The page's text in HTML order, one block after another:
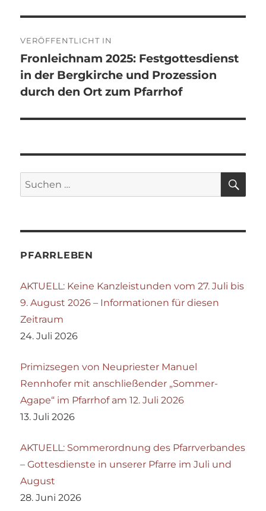
VERÖFFENTLICHT IN
Fronleichnam 2025: Festgottesdienst
in der Bergkirche und Prozession
durch den Ort zum Pfarrhof
Suchen
nach:
PFARRLEBEN
AKTUELL: Keine Kanzleistunden vom 27. Juli bis
9. August 2026 – Informationen für diesen
Zeitraum
24. Juli 2026
Primizsegen von Neupriester Manuel
Rennhofer mit anschließender „Sommer-
Agape“ im Pfarrhof am 12. Juli 2026
13. Juli 2026
AKTUELL: Sommerordnung des Pfarrverbandes
– Gottesdienste in unserer Pfarre im Juli und
August
28. Juni 2026